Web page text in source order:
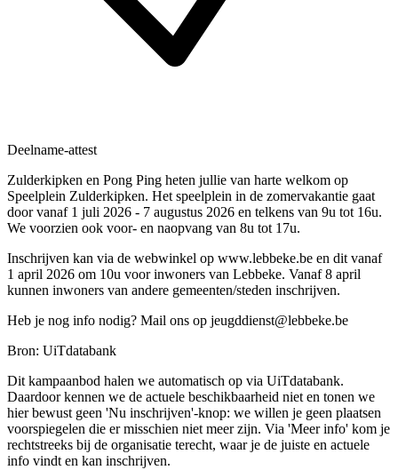
Deelname-attest
Zulderkipken en Pong Ping heten jullie van harte welkom op
Speelplein Zulderkipken. Het speelplein in de zomervakantie gaat
door vanaf 1 juli 2026 - 7 augustus 2026 en telkens van 9u tot 16u.
We voorzien ook voor- en naopvang van 8u tot 17u.
Inschrijven kan via de webwinkel op www.lebbeke.be en dit vanaf
1 april 2026 om 10u voor inwoners van Lebbeke. Vanaf 8 april
kunnen inwoners van andere gemeenten/steden inschrijven.
Heb je nog info nodig? Mail ons op jeugddienst@lebbeke.be
Bron: UiTdatabank
Dit kampaanbod halen we automatisch op via UiTdatabank.
Daardoor kennen we de actuele beschikbaarheid niet en tonen we
hier bewust geen 'Nu inschrijven'-knop: we willen je geen plaatsen
voorspiegelen die er misschien niet meer zijn. Via 'Meer info' kom je
rechtstreeks bij de organisatie terecht, waar je de juiste en actuele
info vindt en kan inschrijven.